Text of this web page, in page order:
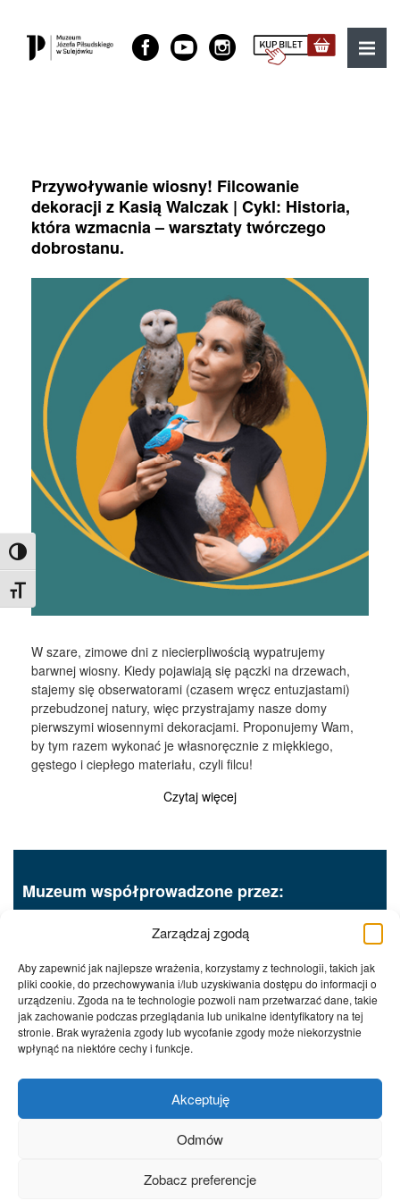
Zarządzaj zgodą
Aby zapewnić jak najlepsze wrażenia, korzystamy z technologii, takich jak
pliki cookie, do przechowywania i/lub uzyskiwania dostępu do informacji o
urządzeniu. Zgoda na te technologie pozwoli nam przetwarzać dane, takie
jak zachowanie podczas przeglądania lub unikalne identyfikatory na tej
stronie. Brak wyrażenia zgody lub wycofanie zgody może niekorzystnie
wpłynąć na niektóre cechy i funkcje.
Akceptuję
Odmów
Zobacz preferencje
Toggle High Contrast
Toggle Font size
Muzeum Józefa Piłsudskiego w Sulejówku
MENU
Przywoływanie wiosny! Filcowanie
dekoracji z Kasią Walczak | Cykl: Historia,
która wzmacnia – warsztaty twórczego
dobrostanu.
W szare, zimowe dni z niecierpliwością wypatrujemy
barwnej wiosny. Kiedy pojawiają się pączki na drzewach,
stajemy się obserwatorami (czasem wręcz entuzjastami)
przebudzonej natury, więc przystrajamy nasze domy
pierwszymi wiosennymi dekoracjami. Proponujemy Wam,
by tym razem wykonać je własnoręcznie z miękkiego,
gęstego i ciepłego materiału, czyli filcu!
Czytaj więcej
Muzeum współprowadzone przez:
Procedury wewnętrzne
Polityka prywatności
RODO